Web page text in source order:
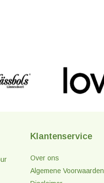
Klantenservice
Over ons
Algemene Voorwaarden